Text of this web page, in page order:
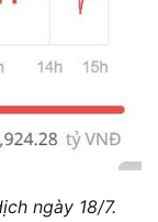
ngày 18/7.